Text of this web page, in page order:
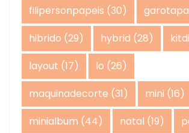
filipersonpapeis (30)
hibrido (29) hybrid (28)
layout (17) lo (26)
maquinadecorte (31) mini (16)
minialbum (44) natal (19)